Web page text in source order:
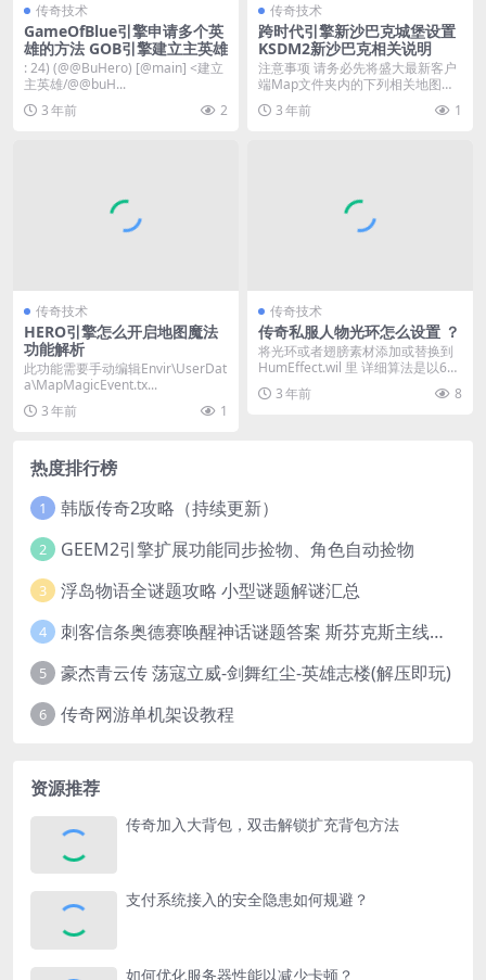
传奇技术
GameOfBlue引擎申请多个英
雄的方法 GOB引擎建立主英雄
: 24) (@@BuHero) [@main] <建立
主英雄/@@buH...
3 年前
2
传奇技术
跨时代引擎新沙巴克城堡设置
KSDM2新沙巴克相关说明
注意事项 请务必先将盛大最新客户
端Map文件夹内的下列相关地图文
件放入服务端的\...
3 年前 1
传奇技术
HERO引擎怎么开启地图魔法
功能解析
此功能需要手动编辑Envir\UserDat
a\MapMagicEvent.tx...
3 年前
1
传奇技术
传奇私服人物光环怎么设置 ？
将光环或者翅膀素材添加或替换到
HumEffect.wil 里 详细算法是以60
0...
3 年前 8
热度排行榜
1 韩版传奇2攻略（持续更新）
2 GEEM2引擎扩展功能同步捡物、角色自动捡物
3 浮岛物语全谜题攻略 小型谜题解谜汇总
4 刺客信条奥德赛唤醒神话谜题答案 斯芬克斯主线攻略
5 豪杰青云传 荡寇立威-剑舞红尘-英雄志楼(解压即玩)
6 传奇网游单机架设教程
资源推荐
传奇加入大背包，双击解锁扩充背包方法
支付系统接入的安全隐患如何规避？
如何优化服务器性能以减少卡顿？